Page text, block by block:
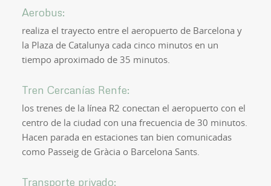
Aerobus:
realiza el trayecto entre el aeropuerto de Barcelona y
la Plaza de Catalunya cada cinco minutos en un
tiempo aproximado de 35 minutos.
Tren Cercanías Renfe:
los trenes de la línea R2 conectan el aeropuerto con el
centro de la ciudad con una frecuencia de 30 minutos.
Hacen parada en estaciones tan bien comunicadas
como Passeig de Gràcia o Barcelona Sants.
Transporte privado: